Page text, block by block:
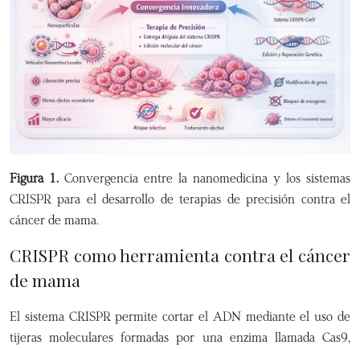
Figura 1. Convergencia entre la nanomedicina y los sistemas
CRISPR para el desarrollo de terapias de precisión contra el
cáncer de mama.
CRISPR como herramienta contra el cáncer
de mama
El sistema CRISPR permite cortar el ADN mediante el uso de
tijeras moleculares formadas por una enzima llamada Cas9,